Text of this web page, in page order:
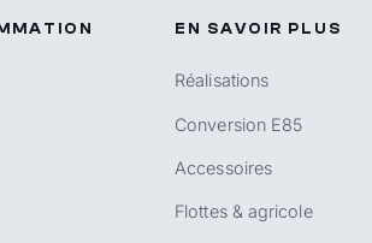
EN SAVOIR PLUS
Réalisations
Conversion E85
Accessoires
Flottes & agricole